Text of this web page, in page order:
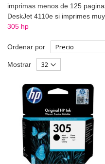
imprimas menos de 125
DeskJet 4110e si imprimes
305 hp
Ordenar por
Mostrar